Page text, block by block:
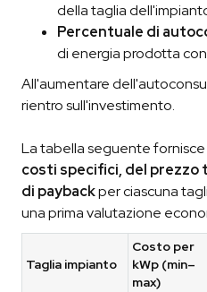
della taglia
Percentuale di
di energia prodotta
All'aumentare
rientro sull'investimento.
La tabella seguente
costi specifici, del prezzo
di paybackper ciascuna
una prima valutazione
Taglia impianto
Costo per
kWp (min–
max)